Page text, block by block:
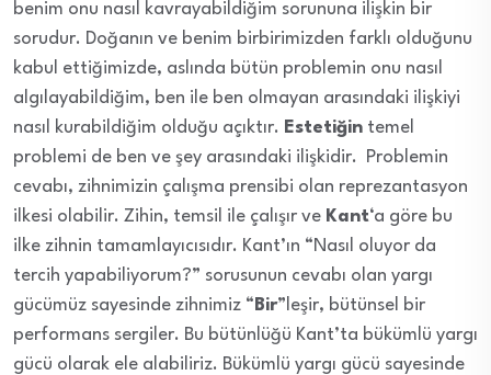
benim onu nasıl kavrayabildiğim sorununa ilişkin bir
sorudur. Doğanın ve benim birbirimizden farklı olduğunu
kabul ettiğimizde, aslında bütün problemin onu nasıl
algılayabildiğim, ben ile ben olmayan arasındaki ilişkiyi
nasıl kurabildiğim olduğu açıktır. Estetiğin temel
problemi de ben ve şey arasındaki ilişkidir. Problemin
cevabı, zihnimizin çalışma prensibi olan reprezantasyon
ilkesi olabilir. Zihin, temsil ile çalışır ve Kant‘a göre bu
ilke zihnin tamamlayıcısıdır. Kant’ın “Nasıl oluyor da
tercih yapabiliyorum?” sorusunun cevabı olan yargı
gücümüz sayesinde zihnimiz “ Bir”leşir, bütünsel bir
performans sergiler. Bu bütünlüğü Kant’ta bükümlü yargı
gücü olarak ele alabiliriz. Bükümlü yargı gücü sayesinde